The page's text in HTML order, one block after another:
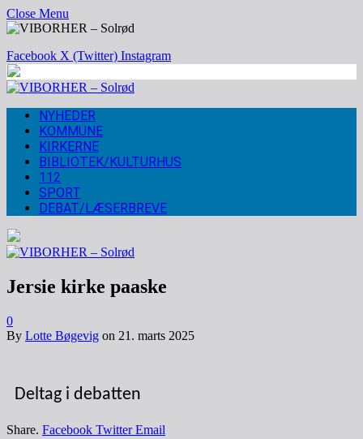
Close Menu
Facebook X (Twitter) Instagram
NYHEDER
KOMMUNE
KIRKERNE
BIBLIOTEK/KULTURHUS
112
SPORT
DEBAT/LÆSERBREVE
Jersie kirke paaske
0
By Lotte Bøgevig on 21. marts 2025
Deltag i debatten
Share. Facebook Twitter Email